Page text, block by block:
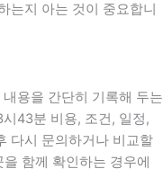
는지 아는 것이 중요합니
용을 간단히 기록해 두는
43분 비용, 조건, 일정,
다시 문의하거나 비교할
함께 확인하는 경우에